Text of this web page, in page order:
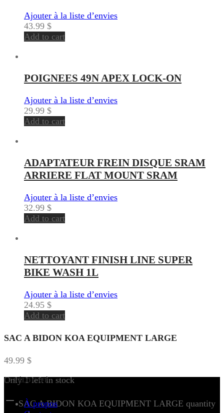
Ajouter à la liste d’envies
43.99 $
Add to cart
POIGNEES 49N APEX LOCK-ON
Ajouter à la liste d’envies
29.99 $
Add to cart
ADAPTATEUR FREIN DISQUE SRAM
ARRIERE FLAT MOUNT SRAM
Ajouter à la liste d’envies
32.99 $
Add to cart
NETTOYANT FINISH LINE SUPER
BIKE WASH 1L
Ajouter à la liste d’envies
24.95 $
Add to cart
SAC A BIDON KOA EQUIPMENT LARGE
49.99 $
Only 1 left in stock
SAC A BIDON KOA EQUIPMENT LARGE quantity
LE VÉLO CAFÉ
À propos